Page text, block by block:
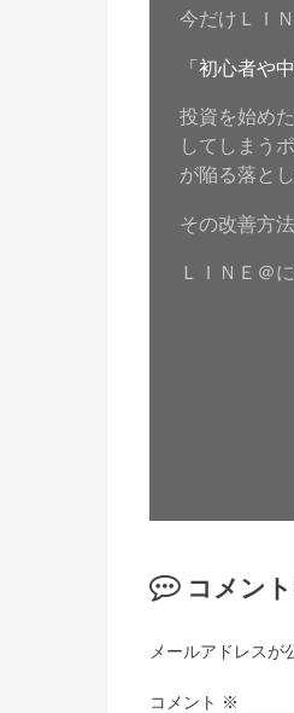
今だけＬＩ
「初心者や
投資を始め
してしまう
が陥る落と
その改善方
ＬＩＮＥ＠
コメン
メールアドレスが
コメント ※